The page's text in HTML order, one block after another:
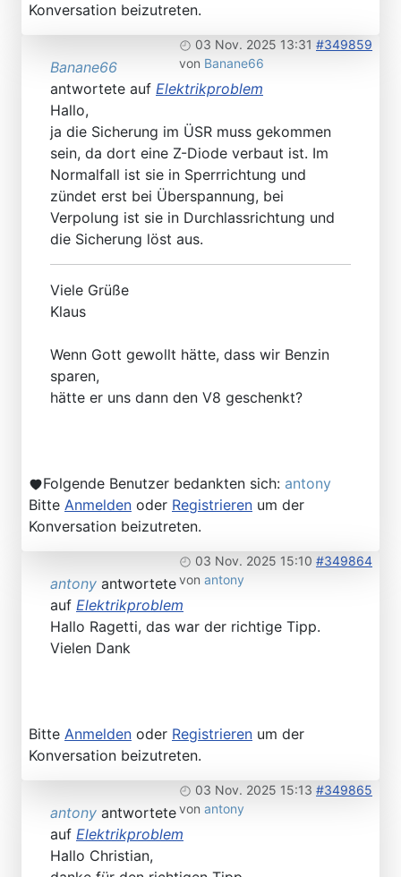
Konversation beizutreten.
03 Nov. 2025 13:31 #349859
von Banane66
Banane66
antwortete auf Elektrikproblem
Hallo,
ja die Sicherung im ÜSR muss gekommen
sein, da dort eine Z-Diode verbaut ist. Im
Normalfall ist sie in Sperrrichtung und
zündet erst bei Überspannung, bei
Verpolung ist sie in Durchlassrichtung und
die Sicherung löst aus.
Viele Grüße
Klaus
Wenn Gott gewollt hätte, dass wir Benzin
sparen,
hätte er uns dann den V8 geschenkt?
Folgende Benutzer bedankten sich: antony
Bitte Anmelden oder Registrieren um der
Konversation beizutreten.
03 Nov. 2025 15:10 #349864
von antony
antony antwortete
auf Elektrikproblem
Hallo Ragetti, das war der richtige Tipp.
Vielen Dank
Bitte Anmelden oder Registrieren um der
Konversation beizutreten.
03 Nov. 2025 15:13 #349865
von antony
antony antwortete
auf Elektrikproblem
Hallo Christian,